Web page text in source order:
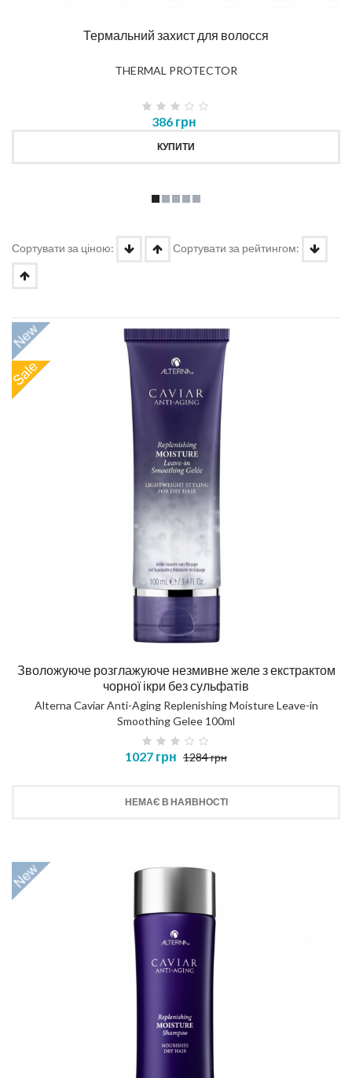
Термальний захист для волосся
THERMAL PROTECTOR
386 грн
КУПИТИ
Сортувати за ціною: Сортувати за рейтингом:
Зволожуюче розглажуюче незмивне желе з екстрактом
чорної ікри без сульфатів
Alterna Caviar Anti-Aging Replenishing Moisture Leave-in
Smoothing Gelee 100ml
1027 грн 1284 грн
НЕМАЄ В НАЯВНОСТІ